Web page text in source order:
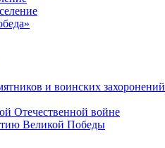
и воинских захоронений
Отечественной войне
Великой Победы